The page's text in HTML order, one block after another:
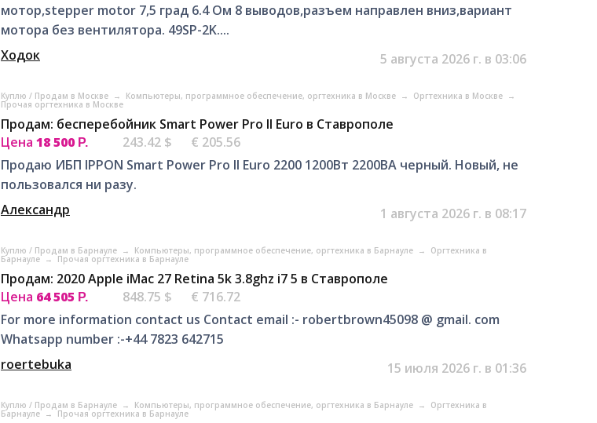
мотор,stepper motor 7,5 град 6.4 Ом 8 выводов,разъем направлен вниз,вариант
мотора без вентилятора. 49SP-2K....
Ходок
5 августа 2026 г. в 03:06
Куплю / Продам в Москве → Компьютеры, программное обеспечение, оргтехника в Москве → Оргтехника в Москве →
Прочая оргтехника в Москве
Продам: бесперебойник Smart Power Pro II Euro в Ставрополе
Цена 18 500 Р. 243.42 $
€ 205.56
Продаю ИБП IPPON Smart Power Pro II Euro 2200 1200Вт 2200ВА черный. Новый, не
пользовался ни разу.
Александр
1 августа 2026 г. в 08:17
Куплю / Продам в Барнауле → Компьютеры, программное обеспечение, оргтехника в Барнауле → Оргтехника в
Барнауле → Прочая оргтехника в Барнауле
Продам: 2020 Apple iMac 27 Retina 5k 3.8ghz i7 5 в Ставрополе
Цена 64 505 Р. 848.75 $
€ 716.72
For more information contact us Contact email :- robertbrown45098 @ gmail. com
Whatsapp number :-+44 7823 642715
roertebuka
15 июля 2026 г. в 01:36
Куплю / Продам в Барнауле → Компьютеры, программное обеспечение, оргтехника в Барнауле → Оргтехника в
Барнауле → Прочая оргтехника в Барнауле